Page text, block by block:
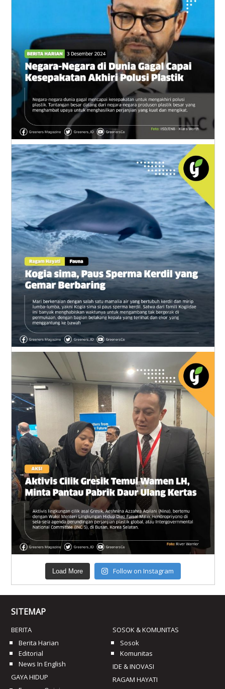
Load More Follow on Instagram
SITEMAP
BERITA
Berita Harian
Editorial
News In English
GAYA HIDUP
SOSOK & KOMUNITAS
Sosok
Komunitas
IDE & INOVASI
RAGAM HAYATI